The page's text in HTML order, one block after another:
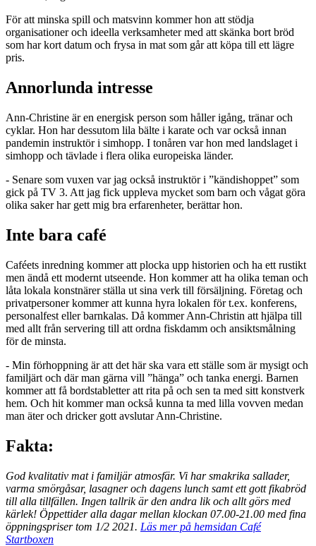
För att minska spill och matsvinn kommer hon att stödja
organisationer och ideella verksamheter med att skänka bort bröd
som har kort datum och frysa in mat som går att köpa till ett lägre
pris.
Annorlunda intresse
Ann-Christine är en energisk person som håller igång, tränar och
cyklar. Hon har dessutom lila bälte i karate och var också innan
pandemin instruktör i simhopp. I tonåren var hon med landslaget i
simhopp och tävlade i flera olika europeiska länder.
- Senare som vuxen var jag också instruktör i ”kändishoppet” som
gick på TV 3. Att jag fick uppleva mycket som barn och vågat göra
olika saker har gett mig bra erfarenheter, berättar hon.
Inte bara café
Caféets inredning kommer att plocka upp historien och ha ett rustikt
men ändå ett modernt utseende. Hon kommer att ha olika teman och
låta lokala konstnärer ställa ut sina verk till försäljning. Företag och
privatpersoner kommer att kunna hyra lokalen för t.ex. konferens,
personalfest eller barnkalas. Då kommer Ann-Christin att hjälpa till
med allt från servering till att ordna fiskdamm och ansiktsmålning
för de minsta.
- Min förhoppning är att det här ska vara ett ställe som är mysigt och
familjärt och där man gärna vill ”hänga” och tanka energi. Barnen
kommer att få bordstabletter att rita på och sen ta med sitt konstverk
hem. Och hit kommer man också kunna ta med lilla vovven medan
man äter och dricker gott avslutar Ann-Christine.
Fakta:
God kvalitativ mat i familjär atmosfär. Vi har smakrika sallader,
varma smörgåsar, lasagner och dagens lunch samt ett gott fikabröd
till alla tillfällen. Ingen tallrik är den andra lik och allt görs med
kärlek! Öppettider alla dagar mellan klockan 07.00-21.00 med fina
öppningspriser tom 1/2 2021. Läs mer på hemsidan Café
Startboxen